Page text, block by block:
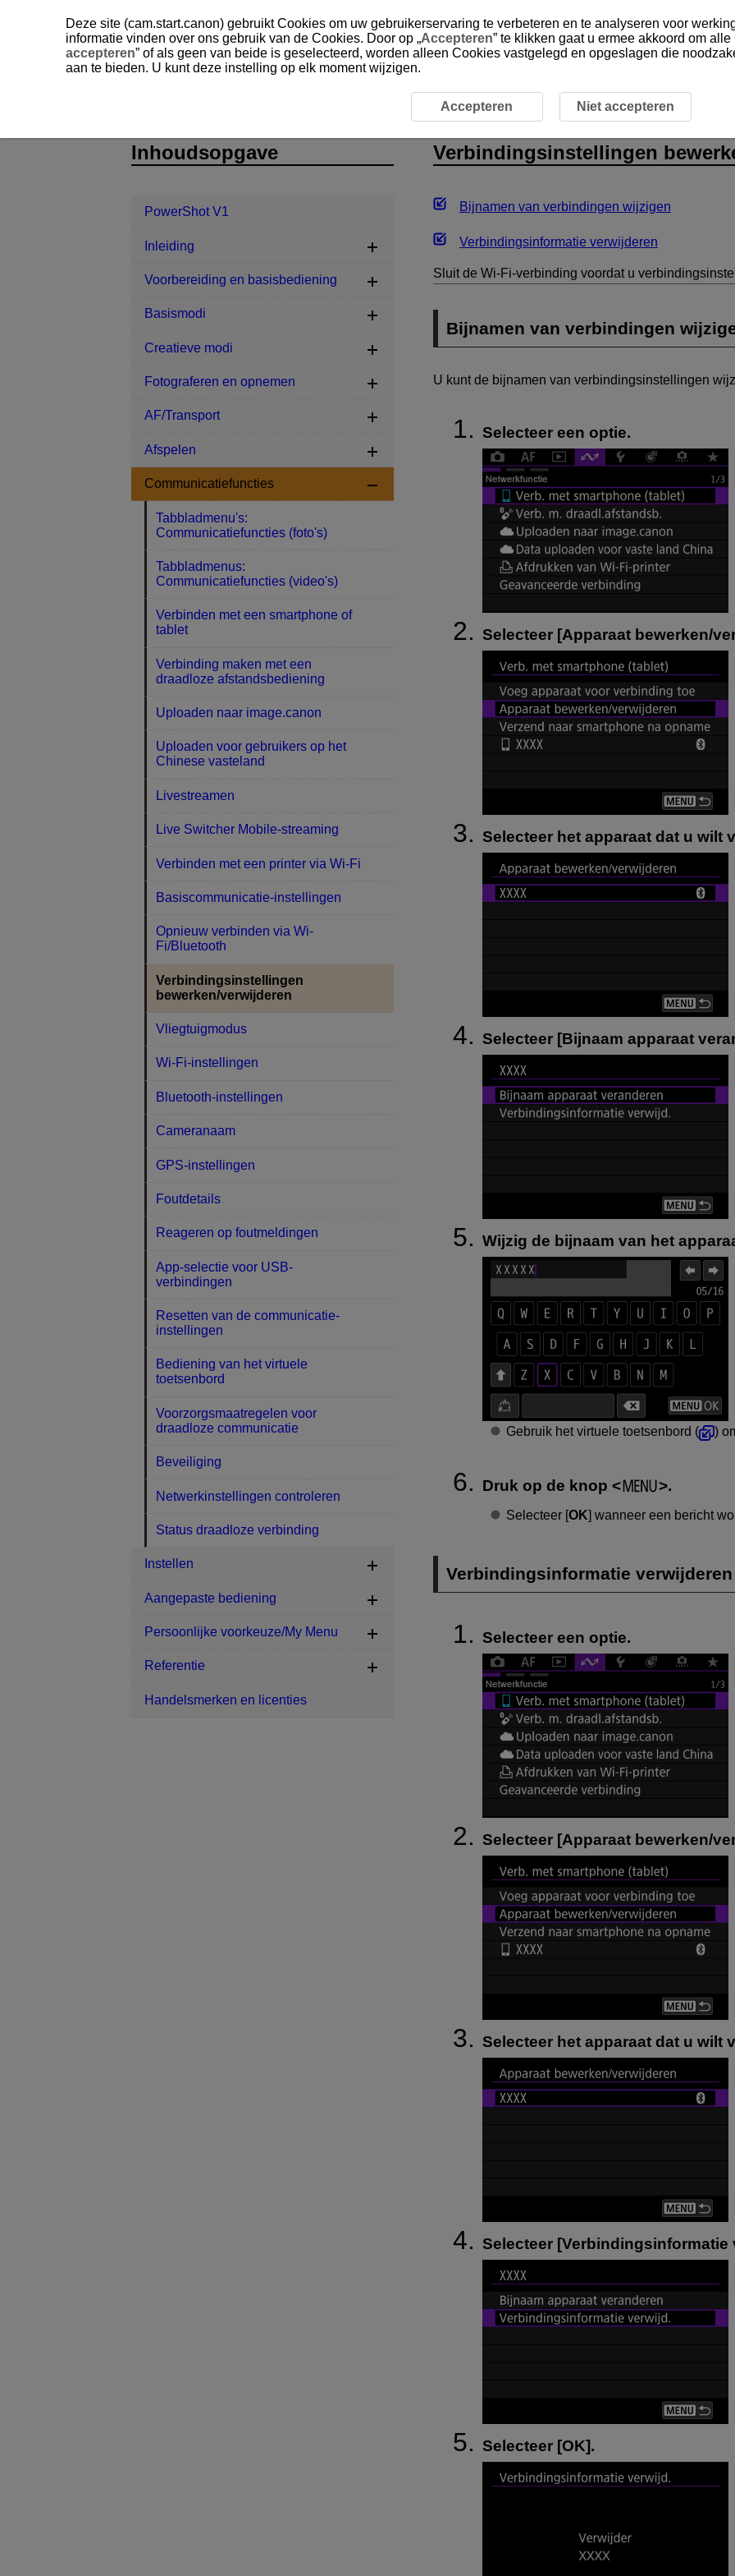
Communicatiefuncties Verbindingsinstellingen bewerken/verwijderen
Verbindingsinstellingen
Bijnamen van verbindingen wijzigen
Verbindingsinformatie verwijderen
Sluit de Wi-Fi-verbinding voordat u
Bijnamen van verbindingen
U kunt de bijnamen van verbindingsinstellingen
Selecteer een optie.
Selecteer [Apparaat bewerken/
Selecteer het apparaat dat u wilt
Selecteer [Bijnaam apparaat
Wijzig de bijnaam van het
Gebruik het virtuele toetsenbord ( )
Druk op de knop .
Selecteer [OK] wanneer een bericht
Verbindingsinformatie verwijderen
Selecteer een optie.
Selecteer [Apparaat bewerken/
Selecteer het apparaat dat u wilt
Selecteer [Verbindingsinformatie
Selecteer [OK].
Inhoudsopgave
PowerShot V1
Inleiding
Voorbereiding en basisbediening
Basismodi
Creatieve modi
Fotograferen en opnemen
AF/Transport
Afspelen
Communicatiefuncties
Tabbladmenu's:
Communicatiefuncties (foto's)
Tabbladmenus:
Communicatiefuncties (video's)
Verbinden met een smartphone of
tablet
Verbinding maken met een
draadloze afstandsbediening
Uploaden naar image.canon
Uploaden voor gebruikers op het
Chinese vasteland
Livestreamen
Live Switcher Mobile-streaming
Verbinden met een printer via Wi-Fi
Basiscommunicatie-instellingen
Opnieuw verbinden via Wi-
Fi/Bluetooth
Verbindingsinstellingen
bewerken/verwijderen
Vliegtuigmodus
Wi-Fi-instellingen
Bluetooth-instellingen
Cameranaam
GPS-instellingen
Foutdetails
Reageren op foutmeldingen
App-selectie voor USB-
verbindingen
Resetten van de communicatie-
instellingen
Bediening van het virtuele
toetsenbord
Voorzorgsmaatregelen voor
draadloze communicatie
Beveiliging
Netwerkinstellingen controleren
Status draadloze verbinding
Instellen
Aangepaste bediening
Persoonlijke voorkeuze/My Menu
Referentie
Handelsmerken en licenties
Deze site (cam.start.canon) gebruikt Cookies om uw gebruikerservaring te verbeteren en te analyseren voor
informatie vinden over ons gebruik van de Cookies. Door op „Accepteren” te klikken gaat u ermee akkoord om
accepteren” of als geen van beide is geselecteerd, worden alleen Cookies vastgelegd en opgeslagen die
aan te bieden. U kunt deze instelling op elk moment wijzigen.
Accepteren Niet accepteren